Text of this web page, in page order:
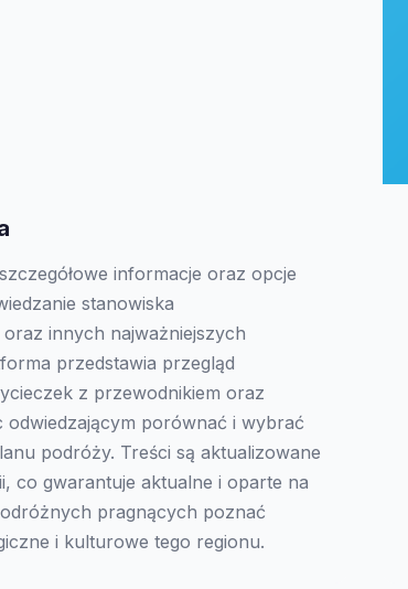
informacje oraz opcje
stanowiska
innych najważniejszych
przedstawia przegląd
z przewodnikiem oraz
odwiedzającym porównać i wybrać
podróży. Treści są aktualizowane
co gwarantuje aktualne i oparte na
pragnących poznać
i kulturowe tego regionu.